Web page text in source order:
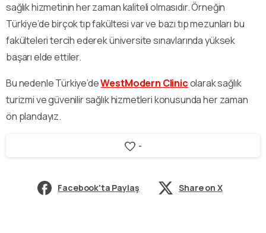
sağlık hizmetinin her zaman kaliteli olmasıdır. Örneğin
Türkiye’de birçok tıp fakültesi var ve bazı tıp mezunları bu
fakülteleri tercih ederek üniversite sınavlarında yüksek
başarı elde ettiler.
Bu nedenle Türkiye’deWestModern Clinicolarak sağlık
turizmi ve güvenilir sağlık hizmetleri konusunda her zaman
ön plandayız.
-
Facebook'ta Paylaş Share on X